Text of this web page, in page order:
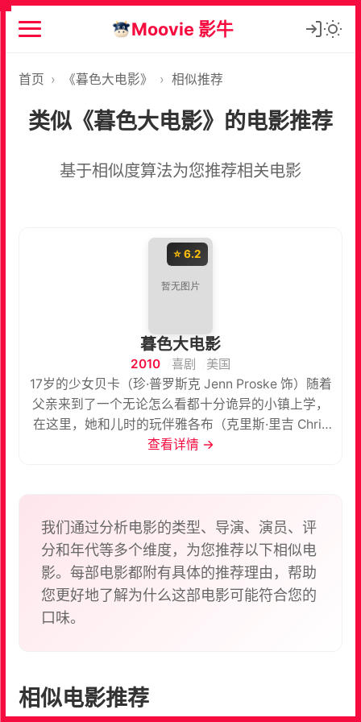
Moovie 影牛
首页 › 《暮色大电影》 › 相似推荐
类似《暮色大电影》的电影推荐
基于相似度算法为您推荐相关电影
⭐ 6.2
暮色大电影
2010 喜剧
美国
17岁的少女贝卡（珍·普罗斯克 Jenn Proske 饰）随着
父亲来到了一个无论怎么看都十分诡异的小镇上学，
在这里，她和儿时的玩伴雅各布（克里斯·里吉 Chris
Riggi 饰）重逢了，这个进入青春期的大男孩处处透
的面前，两人一见钟情眉来眼去。欲火焚身的贝卡向
爱德华求欢却惨遭拒绝，原来爱德华是吸血鬼，归属
于庞大的库伦家族，一方面，爱德华对贝卡有着强烈
的爱意，而另一方面，他还必须忍受着存在于他基因
里的嗜血的欲望。 爱德华带贝卡去见自己的家人，聚
会却被贝卡搅得一团糟。伤心的爱德华深知他只能带
个默默无闻的平凡少女，突然间被两大帅哥同时追求
的她该做出怎样的选择？
查看详情 →
我们通过分析电影的类型、导演、演员、评
分和年代等多个维度，为您推荐以下相似电
影。每部电影都附有具体的推荐理由，帮助
您更好地了解为什么这部电影可能符合您的
口味。
相似电影推荐